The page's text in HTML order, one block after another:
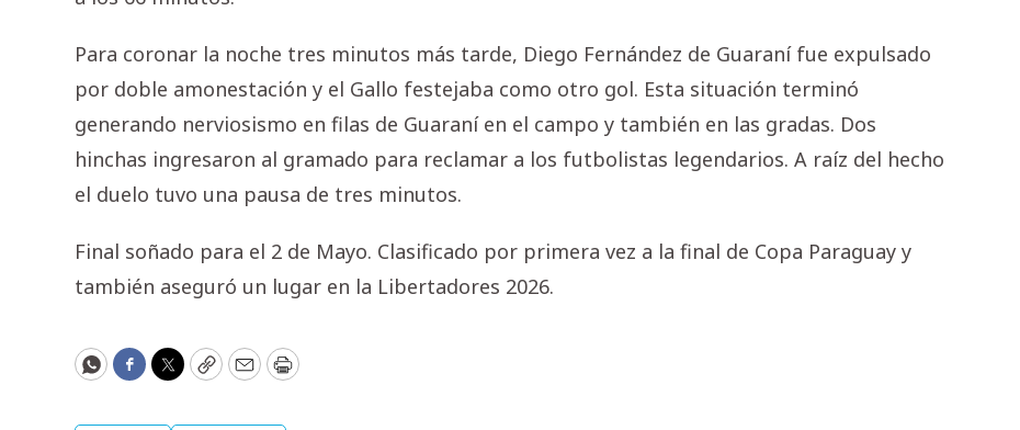
Para coronar la noche tres minutos más tarde, Diego Fernández de Guaraní fue expulsado
por doble amonestación y el Gallo festejaba como otro gol. Esta situación terminó
generando nerviosismo en filas de Guaraní en el campo y también en las gradas. Dos
hinchas ingresaron al gramado para reclamar a los futbolistas legendarios. A raíz del hecho
el duelo tuvo una pausa de tres minutos.
Final soñado para el 2 de Mayo. Clasificado por primera vez a la final de Copa Paraguay y
también aseguró un lugar en la Libertadores 2026.
WhatsApp
Facebook
Twitter
CopyEmailPrint